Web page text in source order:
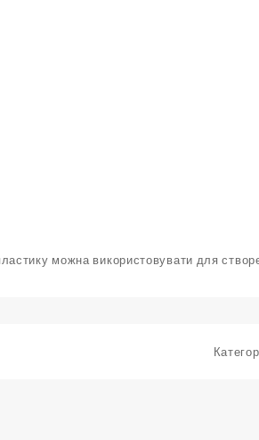
можна використовувати для